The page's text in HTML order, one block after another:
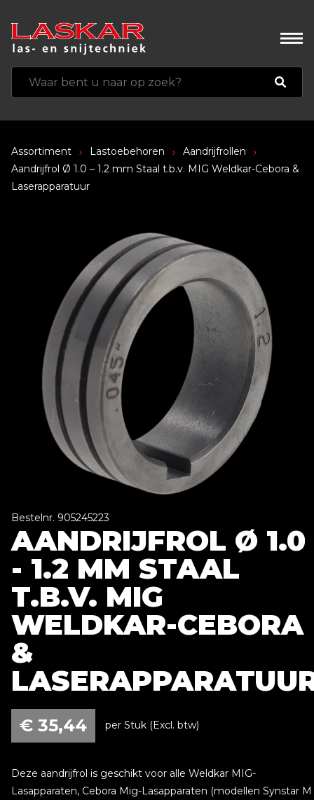
Assortiment Lastoebehoren
Aandrijfrollen
Aandrijfrol Ø 1.0 – 1.2 mm Staal t.b.v. MIG Weldkar-Cebora &
Laserapparatuur
Bestelnr. 905245223
AANDRIJFROL Ø 1.0
- 1.2 MM STAAL
T.B.V. MIG
WELDKAR-CEBORA
&
€ 35,44 per Stuk (Excl. btw)
Deze aandrijfrol is geschikt voor alle Weldkar MIG-
Lasapparaten, Cebora Mig-Lasapparaten (modellen Synstar M